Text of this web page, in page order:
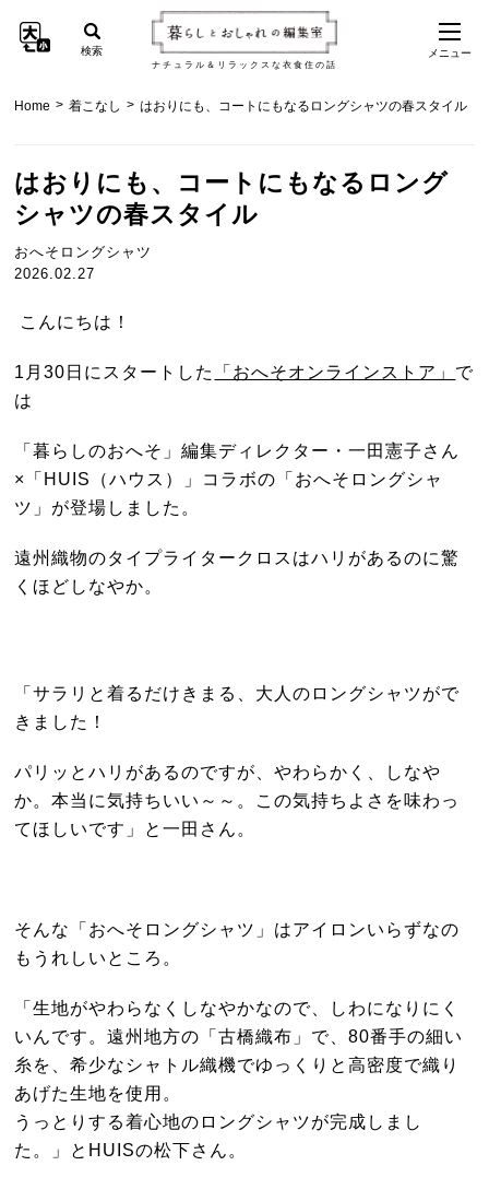
ナチュラル＆リラックスな衣食住の話
検索 メニュー
Home > 着こなし > はおりにも、コートにもなるロングシャツの春スタイル
はおりにも、コートにもなるロング
シャツの春スタイル
おへそロングシャツ
2026.02.27
こんにちは！
1月30日にスタートした 「おへそオンラインストア」 で
は
「暮らしのおへそ」編集ディレクター・一田憲子さん
×「HUIS（ハウス）」コラボの「おへそロングシャ
ツ」が登場しました。
遠州織物のタイプライタークロスはハリがあるのに驚
くほどしなやか。
「サラリと着るだけきまる、大人のロングシャツがで
きました！
パリッとハリがあるのですが、やわらかく、しなや
か。本当に気持ちいい～～。この気持ちよさを味わっ
てほしいです」と一田さん。
そんな「おへそロングシャツ」はアイロンいらずなの
もうれしいところ。
「生地がやわらなくしなやかなので、しわになりにく
いんです。遠州地方の「古橋織布」で、80番手の細い
糸を、希少なシャトル織機でゆっくりと高密度で織り
あげた生地を使用。
うっとりする着心地のロングシャツが完成しまし
た。」とHUISの松下さん。